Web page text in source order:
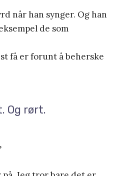
når han synger. Og han
de som
få er forunt å beherske
Og rørt.